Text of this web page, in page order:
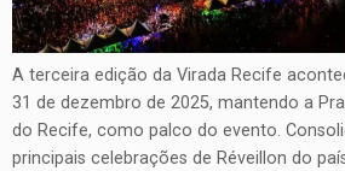
A terceira edição da Virada Recife
31 de dezembro de 2025, mantendo a
do Recife, como palco do evento.
principais celebrações de Réveillon do